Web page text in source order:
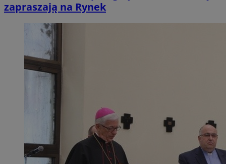
zapraszają na Rynek